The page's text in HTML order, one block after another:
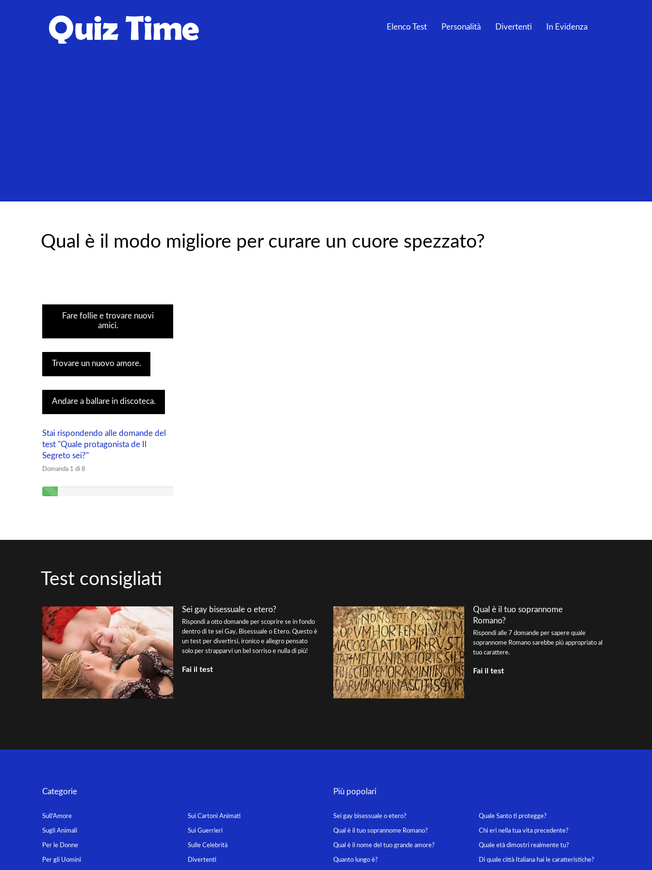
Elenco Test Personalità Divertenti In Evidenza
Qual è il modo migliore per curare un cuore spezzato?
Fare follie e trovare nuovi
amici.
Trovare un nuovo amore.
Andare a ballare in discoteca.
Stai rispondendo alle domande del
test "Quale protagonista de Il
Segreto sei?"
Domanda 1 di 8
Test consigliati
Sei gay bisessuale o etero?
Rispondi a otto domande per scoprire se in fondo
dentro di te sei Gay, Bisessuale o Etero. Questo è
un test per divertirsi, ironico e allegro pensato
solo per strapparvi un bel sorriso e nulla di più!
Fai il test
Qual è il tuo soprannome
Romano?
Rispondi alle 7 domande per sapere quale
soprannome Romano sarebbe più appropriato al
tuo carattere.
Fai il test
Categorie
Sull'Amore
Sugli Animali
Per le Donne
Per gli Uomini
Sui Cartoni Animati
Sui Guerrieri
Sulle Celebrità
Divertenti
Più popolari
Sei gay bisessuale o etero?
Qual è il tuo soprannome Romano?
Qual è il nome del tuo grande amore?
Quanto lungo è?
Quale Santo ti protegge?
Chi eri nella tua vita precedente?
Quale età dimostri realmente tu?
Di quale città Italiana hai le caratteristiche?